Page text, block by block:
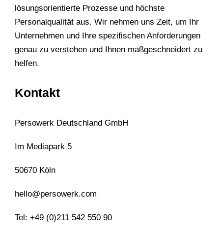
lösungsorientierte Prozesse und höchste
Personalqualität aus. Wir nehmen uns Zeit, um Ihr
Unternehmen und Ihre spezifischen Anforderungen
genau zu verstehen und Ihnen maßgeschneidert zu
helfen.
Kontakt
Persowerk Deutschland GmbH
Im Mediapark 5
50670 Köln
hello@persowerk.com
Tel: +49 (0)211 542 550 90